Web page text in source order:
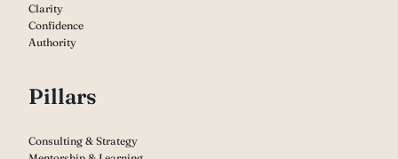
Clarity
Confidence
Authority
Pillars
Consulting & Strategy